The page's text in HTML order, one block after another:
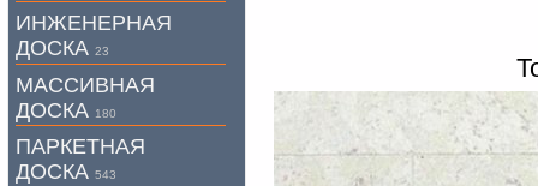
ИНЖЕНЕРНАЯ
ДОСКА 23
МАССИВНАЯ
ДОСКА 180
ПАРКЕТНАЯ
ДОСКА 543